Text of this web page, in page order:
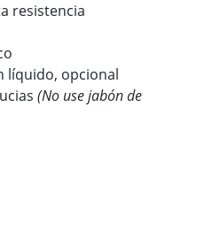
resistencia
líquido, opcional
(No use jabón de